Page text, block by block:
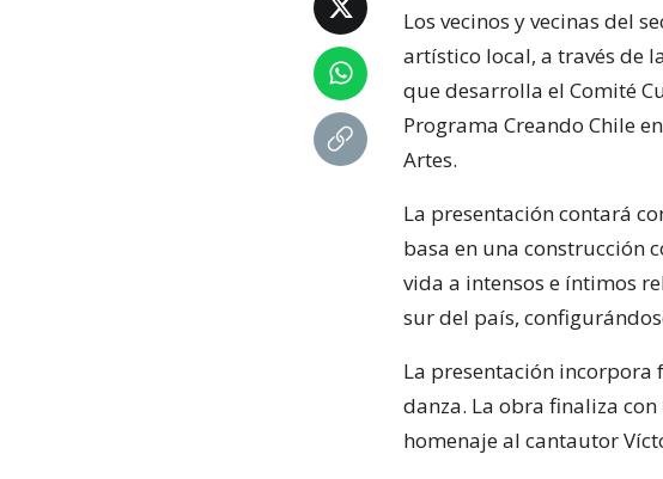
Los vecinos y vecinas del
artístico local, a través de
que desarrolla el Comité
Programa Creando Chile
Artes.
La presentación contará
basa en una construcción
vida a intensos e íntimos
sur del país,
La presentación
danza. La obra finaliza
homenaje al cantautor